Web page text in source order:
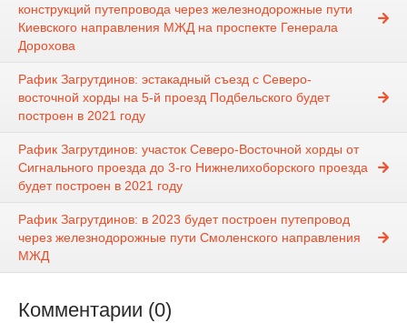
конструкций путепровода через железнодорожные пути
Киевского направления МЖД на проспекте Генерала
Дорохова
Рафик Загрутдинов: эстакадный съезд с Северо-
восточной хорды на 5-й проезд Подбельского будет
построен в 2021 году
Рафик Загрутдинов: участок Северо-Восточной хорды от
Сигнального проезда до 3-го Нижнелихоборского проезда
будет построен в 2021 году
Рафик Загрутдинов: в 2023 будет построен путепровод
через железнодорожные пути Смоленского направления
МЖД
Комментарии (0)